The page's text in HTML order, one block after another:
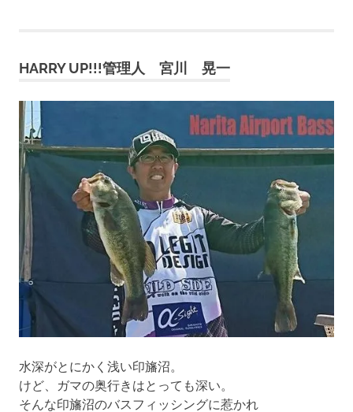
HARRY UP!!!管理人 宮川 晃一
水深がとにかく浅い印旛沼。
けど、ガマの奥行きはとっても深い。
そんな印旛沼のバスフィッシングに惹かれ